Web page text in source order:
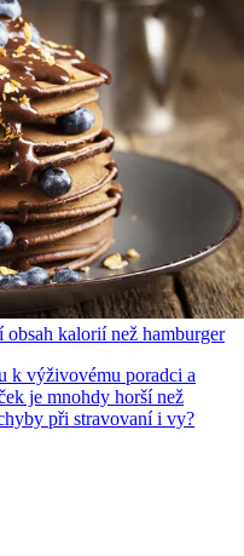
kalorií než hamburger
k výživovému poradci a
je mnohdy horší než
při stravovaní i vy?